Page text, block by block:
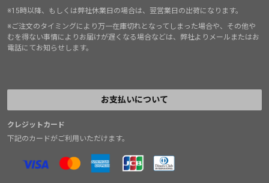
※15時以降、もしくは弊社休業日の場合は、翌営業日の出荷になります。
※ご注文のタイミングにより万一在庫切れとなってしまった場合や、その他や
むを得ない事情によりお届けが遅くなる場合などは、弊社よりメールまたはお
電話にてお知らせします。
お支払いについて
クレジットカード
下記のカードがご利用いただけます。